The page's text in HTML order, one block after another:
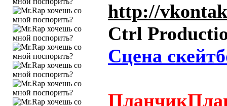
http://
Сtrl
Сцена